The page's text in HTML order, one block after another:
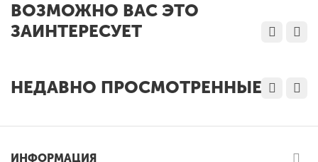
ВОЗМОЖНО ВАС ЭТО
ЗАИНТЕРЕСУЕТ
НЕДАВНО ПРОСМОТРЕННЫЕ
ИНФОРМАЦИЯ